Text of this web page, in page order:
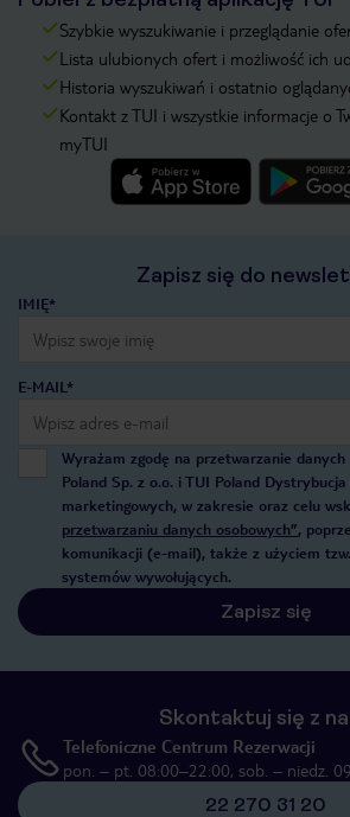
Szybkie wyszukiwanie i przeglądanie
Lista ulubionych ofert i możliwość ich
Historia wyszukiwań i ostatnio
Kontakt z TUI i wszystkie informacje o
myTUI
Zapisz się do
IMIĘ*
E-MAIL*
Wyrażam zgodę na przetwarzanie
Poland Sp. z o.o. i TUI Poland
marketingowych, w zakresie oraz celu
przetwarzaniu danych osobowych”,
komunikacji (e-mail), także z użyciem
systemów wywołujących.
Zapisz się
Skontaktuj się z
Telefoniczne Centrum Rezerwacji
pon. – pt. 08:00–22:00, sob. – niedz.
22 270 31 20